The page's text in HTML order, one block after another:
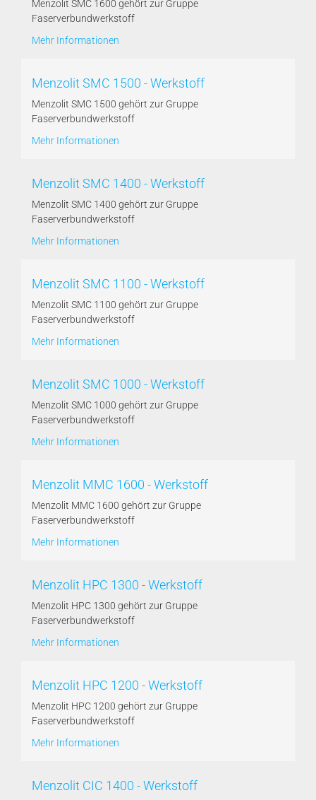
Menzolit SMC 1600 gehört zur Gruppe
Faserverbundwerkstoff
Mehr Informationen
Menzolit SMC 1500 - Werkstoff
Menzolit SMC 1500 gehört zur Gruppe
Faserverbundwerkstoff
Mehr Informationen
Menzolit SMC 1400 - Werkstoff
Menzolit SMC 1400 gehört zur Gruppe
Faserverbundwerkstoff
Mehr Informationen
Menzolit SMC 1100 - Werkstoff
Menzolit SMC 1100 gehört zur Gruppe
Faserverbundwerkstoff
Mehr Informationen
Menzolit SMC 1000 - Werkstoff
Menzolit SMC 1000 gehört zur Gruppe
Faserverbundwerkstoff
Mehr Informationen
Menzolit MMC 1600 - Werkstoff
Menzolit MMC 1600 gehört zur Gruppe
Faserverbundwerkstoff
Mehr Informationen
Menzolit HPC 1300 - Werkstoff
Menzolit HPC 1300 gehört zur Gruppe
Faserverbundwerkstoff
Mehr Informationen
Menzolit HPC 1200 - Werkstoff
Menzolit HPC 1200 gehört zur Gruppe
Faserverbundwerkstoff
Mehr Informationen
Menzolit CIC 1400 - Werkstoff